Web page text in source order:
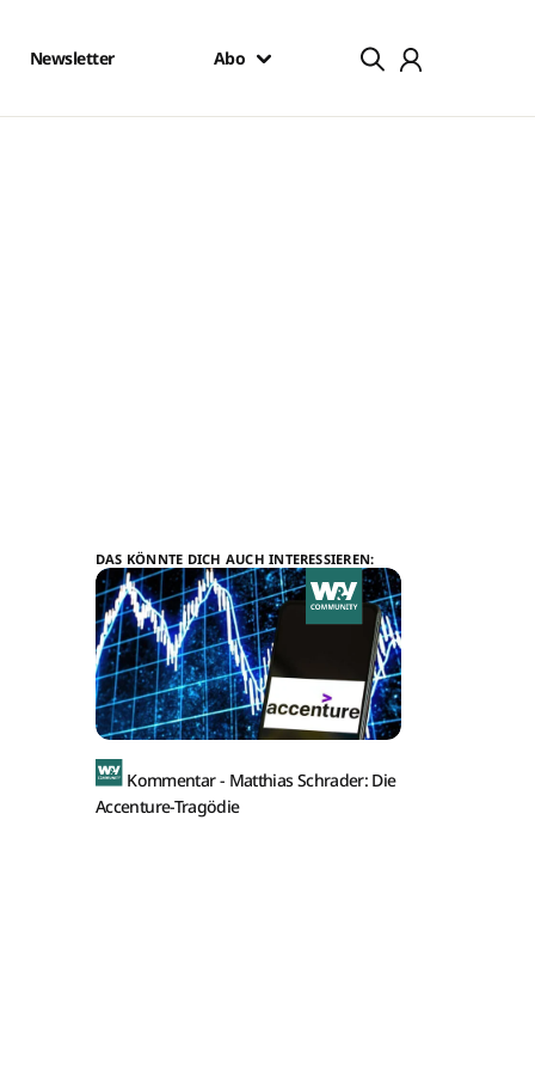
Newsletter Abo
DAS KÖNNTE DICH AUCH INTERESSIEREN:
Kommentar - Matthias Schrader: Die
Accenture-Tragödie